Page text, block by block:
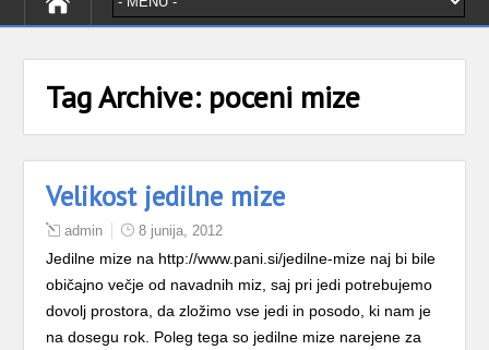
Tag Archive: poceni mize
Velikost jedilne mize
admin 8 junija, 2012
Jedilne mize na http://www.pani.si/jedilne-mize naj bi bile
običajno večje od navadnih miz, saj pri jedi potrebujemo
dovolj prostora, da zložimo vse jedi in posodo, ki nam je
na dosegu rok. Poleg tega so jedilne mize narejene za